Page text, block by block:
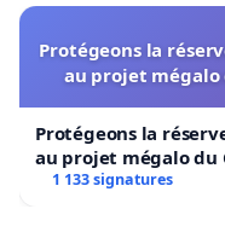
Protégeons la
au projet mégalo
Protégeons la
au projet mégalo du
1 133 signatures